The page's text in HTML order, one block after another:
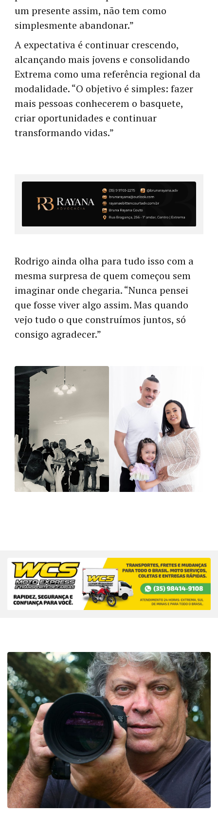
um presente assim, não tem como
simplesmente abandonar.”
A expectativa é continuar crescendo,
alcançando mais jovens e consolidando
Extrema como uma referência regional da
modalidade. “O objetivo é simples: fazer
mais pessoas conhecerem o basquete,
criar oportunidades e continuar
transformando vidas.”
Rodrigo ainda olha para tudo isso com a
mesma surpresa de quem começou sem
imaginar onde chegaria. “Nunca pensei
que fosse viver algo assim. Mas quando
vejo tudo o que construímos juntos, só
consigo agradecer.”